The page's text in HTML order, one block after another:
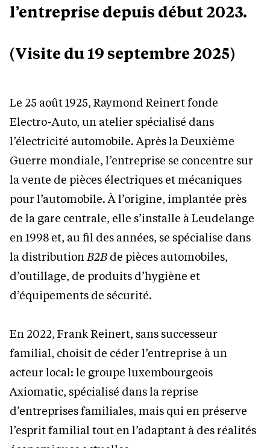
l’entreprise depuis début 2023.
(Visite du 19 septembre 2025)
Le 25 août 1925, Raymond Reinert fonde
Electro-Auto, un atelier spécialisé dans
l’électricité automobile. Après la Deuxième
Guerre mondiale, l’entreprise se concentre sur
la vente de pièces électriques et mécaniques
pour l’automobile. À l’origine, implantée près
de la gare centrale, elle s’installe à Leudelange
en 1998 et, au fil des années, se spécialise dans
la distribution B2B de pièces automobiles,
d’outillage, de produits d’hygiène et
d’équipements de sécurité.
En 2022, Frank Reinert, sans successeur
familial, choisit de céder l’entreprise à un
acteur local: le groupe luxembourgeois
Axiomatic, spécialisé dans la reprise
d’entreprises familiales, mais qui en préserve
l’esprit familial tout en l’adaptant à des réalités